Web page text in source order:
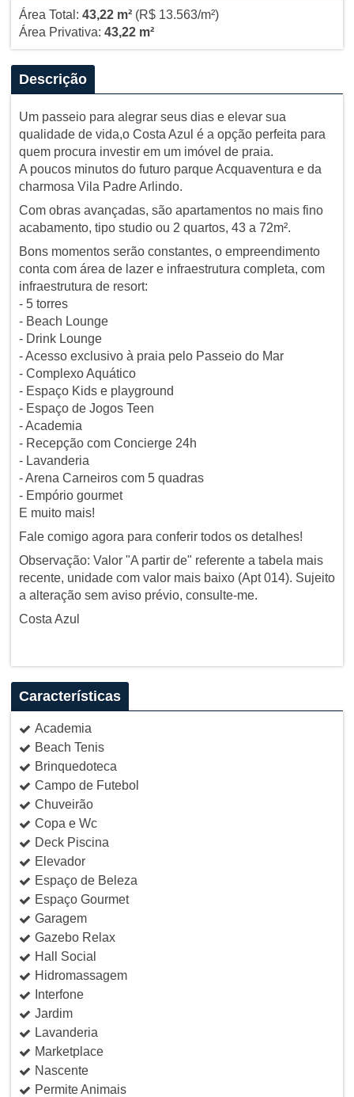
Área Total: 43,22 m²(R$ 13.563/m²)
Área Privativa: 43,22 m²
Descrição
Um passeio para alegrar seus dias e elevar sua
qualidade de vida,o Costa Azul é a opção perfeita para
quem procura investir em um imóvel de praia.
A poucos minutos do futuro parque Acquaventura e da
charmosa Vila Padre Arlindo.
Com obras avançadas, são apartamentos no mais fino
acabamento, tipo studio ou 2 quartos, 43 a 72m².
Bons momentos serão constantes, o empreendimento
conta com área de lazer e infraestrutura completa, com
infraestrutura de resort:
- 5 torres
- Beach Lounge
- Drink Lounge
- Acesso exclusivo à praia pelo Passeio do Mar
- Complexo Aquático
- Espaço Kids e playground
- Espaço de Jogos Teen
- Academia
- Recepção com Concierge 24h
- Lavanderia
- Arena Carneiros com 5 quadras
- Empório gourmet
E muito mais!
Fale comigo agora para conferir todos os detalhes!
Observação: Valor "A partir de" referente a tabela mais
recente, unidade com valor mais baixo (Apt 014). Sujeito
a alteração sem aviso prévio, consulte-me.
Costa Azul
Características
Academia
Beach Tenis
Brinquedoteca
Campo de Futebol
Chuveirão
Copa e Wc
Deck Piscina
Elevador
Espaço de Beleza
Espaço Gourmet
Garagem
Gazebo Relax
Hall Social
Hidromassagem
Interfone
Jardim
Lavanderia
Marketplace
Nascente
Permite Animais